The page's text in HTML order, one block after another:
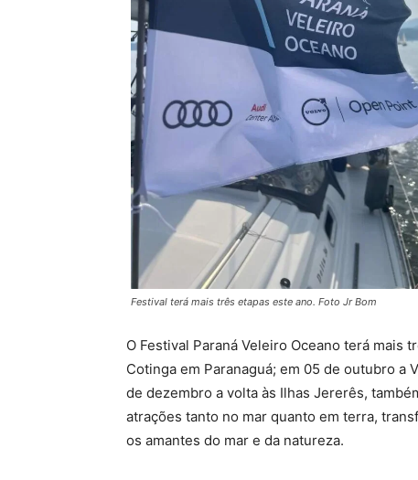
Festival terá mais três etapas este ano. Foto Jr Bom
O Festival Paraná Veleiro Oceano terá mais
Cotinga em Paranaguá; em 05 de outubro a
de dezembro a volta às Ilhas Jererês,
atrações tanto no mar quanto em terra,
os amantes do mar e da natureza.